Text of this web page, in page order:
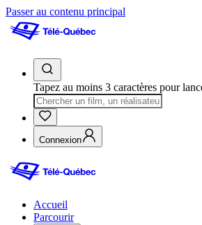
Passer au contenu principal
Tapez au moins 3 caractères pour
Connexion
Accueil
Parcourir